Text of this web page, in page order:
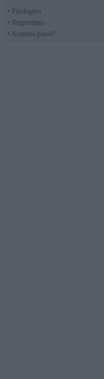
• Pieslēgties
• Reģistrēties
• Aizmirsi paroli?